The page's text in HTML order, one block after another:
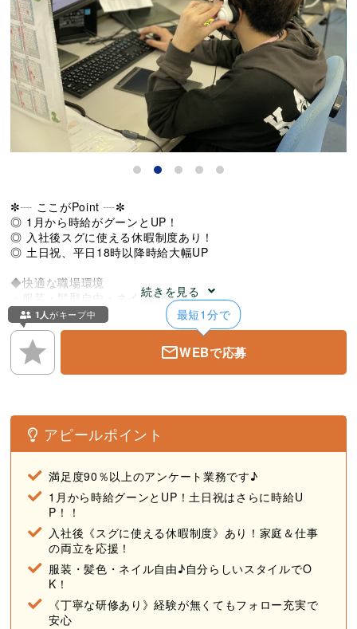
続きを見る
✼┈ ここがPoint ┈✼
◎ 1月から時給がグーンとUP！
◎ 入社後スグに使える休暇制度あり！
◎ 土日祝、平日18時以降時給大幅UP
◆快適な職場環境
・服装・髪型自由・ネイルOK
・敷地内無料駐車場（徒歩0分）
・カフェの様なオシャレな休憩室
◆ お友達同士での応募も歓迎
1人がキープ中 最短1分で
WEBで応募
アピールポイント
満足度90％以上のアンケート業務です♪
1月から時給グーンとUP！土日祝はさらに時給U
P！！
入社後《スグに使える休暇制度》あり！家庭＆仕事
の両立を応援！
服装・髪色・ネイル自由♪自分らしいスタイルでO
K！
《丁寧な研修あり》経験が無くてもフォロー充実で
安心